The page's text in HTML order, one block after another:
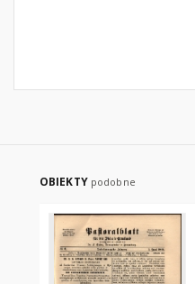
OBIEKTY podobne